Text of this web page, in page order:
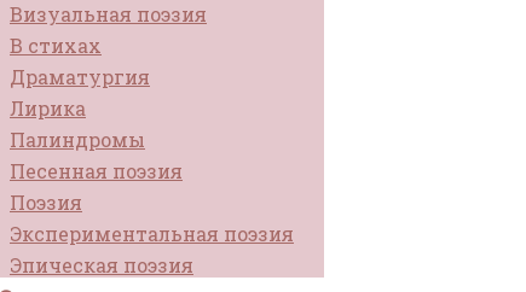
Визуальная поэзия
В стихах
Драматургия
Лирика
Палиндромы
Песенная поэзия
Поэзия
Экспериментальная поэзия
Эпическая поэзия